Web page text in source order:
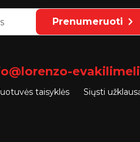
Prenumeruoti
taisyklės Siųsti